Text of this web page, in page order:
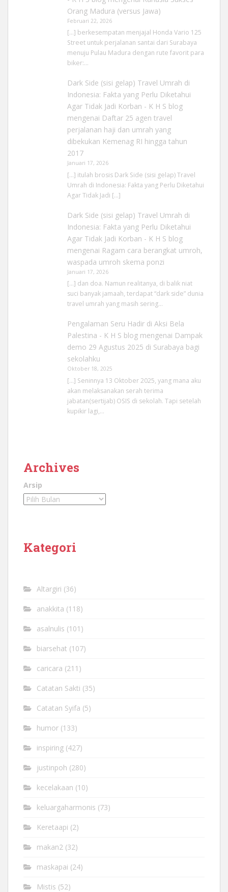
Orang Madura (versus Jawa)
Februari 22, 2026
[…] berkesempatan menjajal Honda Vario 125
Street untuk perjalanan santai dari Surabaya
menuju Pulau Madura dengan rute favorit para
biker:…
Dark Side (sisi gelap) Travel Umrah di
Indonesia: Fakta yang Perlu Diketahui
Agar Tidak Jadi Korban - K H S blog
mengenai Daftar 25 agen travel
perjalanan haji dan umrah yang
dibekukan Kemenag RI hingga tahun
2017
Januari 17, 2026
[…] itulah brosis Dark Side (sisi gelap) Travel
Umrah di Indonesia: Fakta yang Perlu Diketahui
Agar Tidak Jadi […]
Dark Side (sisi gelap) Travel Umrah di
Indonesia: Fakta yang Perlu Diketahui
Agar Tidak Jadi Korban - K H S blog
mengenai Ragam cara berangkat umroh,
waspada umroh skema ponzi
Januari 17, 2026
[…] dan doa. Namun realitanya, di balik niat
suci banyak jamaah, terdapat “dark side” dunia
travel umrah yang masih sering…
Pengalaman Seru Hadir di Aksi Bela
Palestina - K H S blogmengenai Dampak
demo 29 Agustus 2025 di Surabaya bagi
sekolahku
Oktober 18, 2025
[…] Seninnya 13 Oktober 2025, yang mana aku
akan melaksanakan serah terima
jabatan(sertijab) OSIS di sekolah. Tapi setelah
kupikir lagi,…
Archives
Arsip
Kategori
Altargiri (36)
anakkita (118)
asalnulis (101)
biarsehat (107)
caricara (211)
Catatan Sakti (35)
Catatan Syifa (5)
humor (133)
inspiring (427)
justinpoh (280)
kecelakaan (10)
keluargaharmonis (73)
Keretaapi (2)
makan2 (32)
maskapai (24)
Mistis (52)